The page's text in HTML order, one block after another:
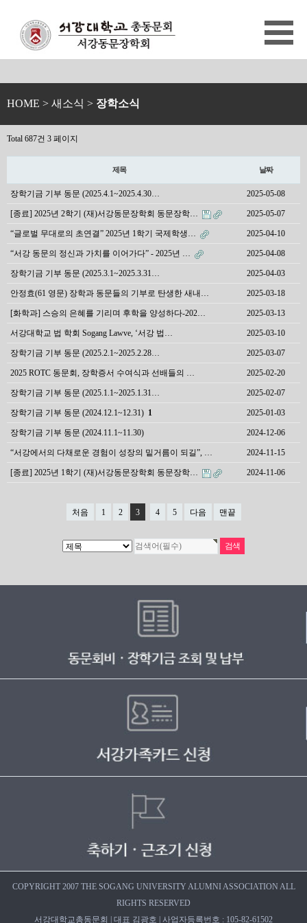
HOME > 새소식 > 장학소식
Total 687건 3 페이지
제목 날짜
장학기금 기부 동문 (2025.4.1~2025.4.30… 2025-05-08
[종료] 2025년 2학기 (재)서강동문장학회 동문장학… 2025-05-07
“글로벌 무대로의 초연결” 2025년 1학기 국제학생… 2025-04-10
“서강 동문의 정신과 가치를 이어가다” - 2025년 … 2025-04-08
장학기금 기부 동문 (2025.3.1~2025.3.31… 2025-04-03
안정효(61 영문) 장학과 동문들의 기부로 탄생한 새내… 2025-03-18
[화학과] 스승의 은혜를 기리며 후학을 양성하다-202… 2025-03-13
서강대학교 법 학회 Sogang Lawve, ‘서강 법… 2025-03-10
장학기금 기부 동문 (2025.2.1~2025.2.28… 2025-03-07
2025 ROTC 동문회, 장학증서 수여식과 선배들의 … 2025-02-20
장학기금 기부 동문 (2025.1.1~2025.1.31… 2025-02-07
장학기금 기부 동문 (2024.12.1~12.31) 1 2025-01-03
장학기금 기부 동문 (2024.11.1~11.30) 2024-12-06
“서강에서의 다채로운 경험이 성장의 밑거름이 되길”, … 2024-11-15
[종료] 2025년 1학기 (재)서강동문장학회 동문장학… 2024-11-06
처음 1 2 3 4 5 다음 맨끝
COPYRIGHT 2007 THE SOGANG UNIVERSITY ALUMNI ASSOCIATION ALL
RIGHTS RESERVED
서강대학교총동문회 | 대표 김광호 | 사업자등록번호 : 105-82-61502